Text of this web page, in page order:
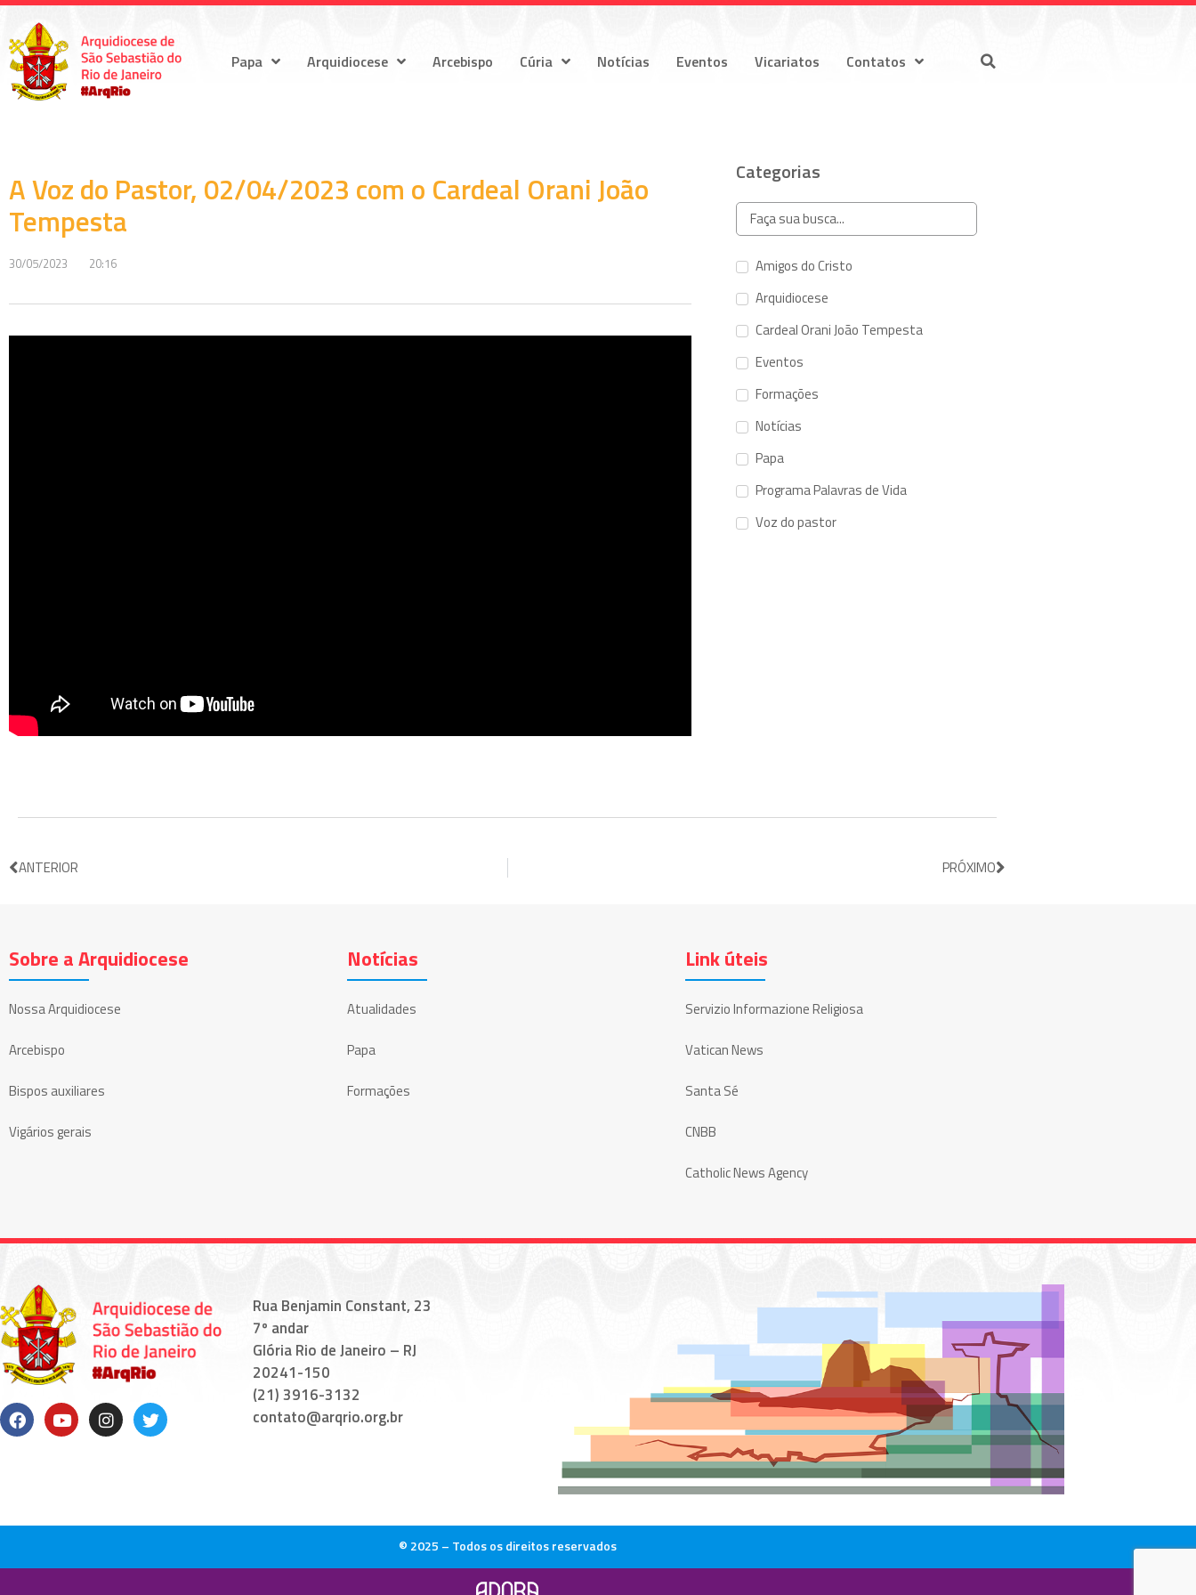
Papa Arquidiocese Arcebispo Cúria Notícias Eventos Vicariatos Contatos
A Voz do Pastor, 02/04/2023 com o Cardeal Orani João
Tempesta
30/05/2023 20:16
Categorias
Amigos do Cristo
Arquidiocese
Cardeal Orani João Tempesta
Eventos
Formações
Notícias
Papa
Programa Palavras de Vida
Voz do pastor
ANTERIOR PRÓXIMO
Sobre a Arquidiocese
Nossa Arquidiocese
Arcebispo
Bispos auxiliares
Vigários gerais
Notícias
Atualidades
Papa
Formações
Link úteis
Servizio Informazione Religiosa
Vatican News
Santa Sé
CNBB
Catholic News Agency
Rua Benjamin Constant, 23
7º andar
Glória Rio de Janeiro – RJ
20241-150
(21) 3916-3132
contato@arqrio.org.br
© 2025 – Todos os direitos reservados